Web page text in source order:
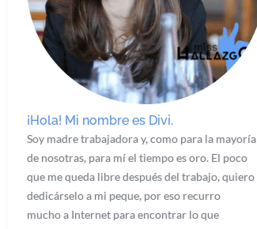
¡Hola! Mi nombre es Divi.
Soy madre trabajadora y, como para la mayoría
de nosotras, para mí el tiempo es oro. El poco
que me queda libre después del trabajo, quiero
dedicárselo a mi peque, por eso recurro
mucho a Internet para encontrar lo que